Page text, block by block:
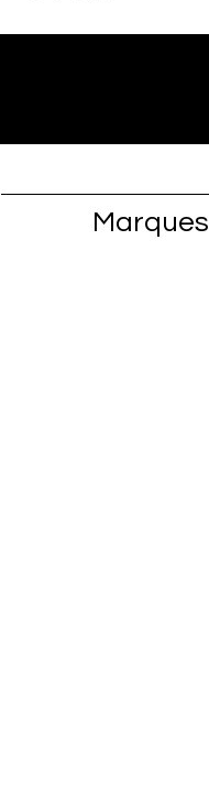
Marques